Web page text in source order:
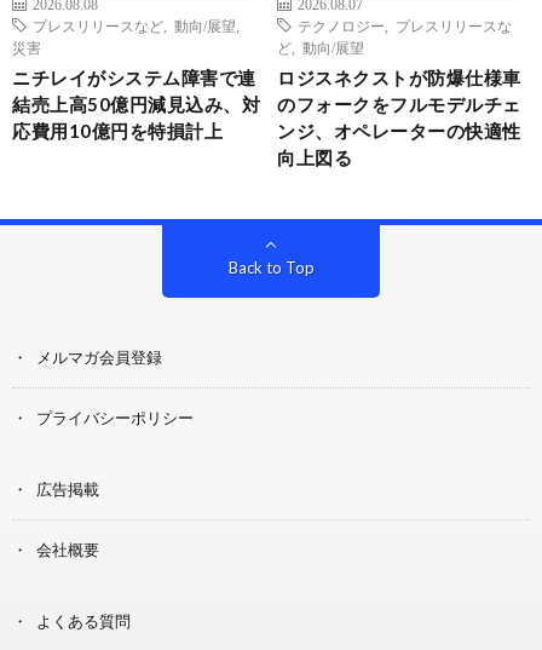
2026.08.08
プレスリリースなど
動向/展望
災害
ニチレイがシステム障害で連
結売上高50億円減見込み、対
応費用10億円を特損計上
2026.08.07
テクノロジー
プレスリリースな
ど
動向/展望
ロジスネクストが防爆仕様車
のフォークをフルモデルチェ
ンジ、オペレーターの快適性
向上図る
Back to Top
メルマガ会員登録
プライバシーポリシー
広告掲載
会社概要
よくある質問